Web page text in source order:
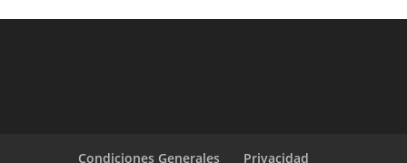
Condiciones Generales Privacidad